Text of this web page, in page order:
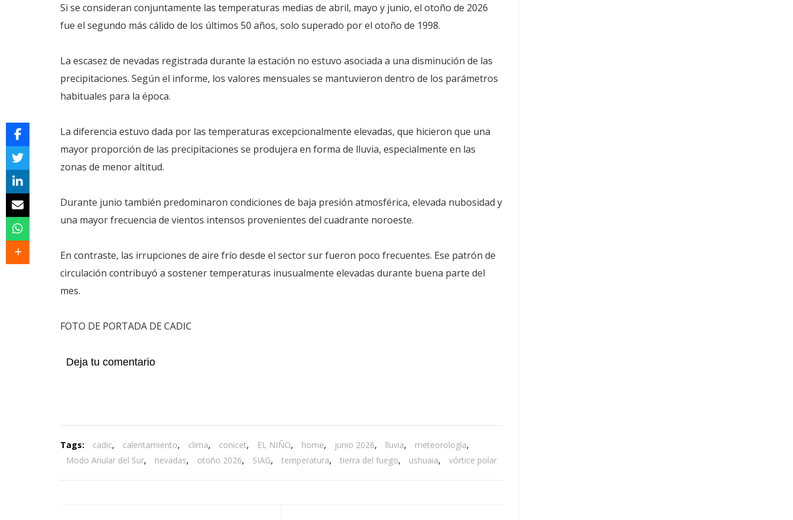
Si se consideran conjuntamente las temperaturas medias de abril, mayo y junio, el otoño de 2026
fue el segundo más cálido de los últimos 50 años, solo superado por el otoño de 1998.
La escasez de nevadas registrada durante la estación no estuvo asociada a una disminución de las
precipitaciones. Según el informe, los valores mensuales se mantuvieron dentro de los parámetros
habituales para la época.
La diferencia estuvo dada por las temperaturas excepcionalmente elevadas, que hicieron que una
mayor proporción de las precipitaciones se produjera en forma de lluvia, especialmente en las
zonas de menor altitud.
Durante junio también predominaron condiciones de baja presión atmosférica, elevada nubosidad y
una mayor frecuencia de vientos intensos provenientes del cuadrante noroeste.
En contraste, las irrupciones de aire frío desde el sector sur fueron poco frecuentes. Ese patrón de
circulación contribuyó a sostener temperaturas inusualmente elevadas durante buena parte del
mes.
FOTO DE PORTADA DE CADIC
Deja tu comentario
Tags: cadic, calentamiento, clima, conicet, EL NIÑO, home, junio 2026, lluvia, meteorología,
Modo Anular del Sur, nevadas, otoño 2026, SIAG, temperatura, tierra del fuego, ushuaia, vórtice polar